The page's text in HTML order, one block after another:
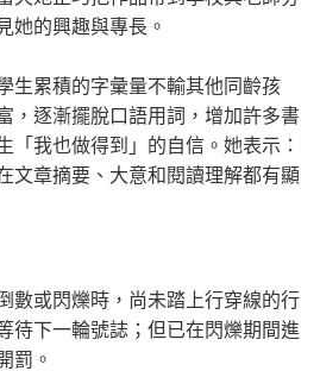
她的興趣與專長。
生累積的字彙量不輸其他同齡孩
，逐漸擺脫口語用詞，增加許多書
「我也做得到」的自信。她表示：
文章摘要、大意和閱讀理解都有顯
數或閃爍時，尚未踏上行穿線的行
待下一輪號誌；但已在閃爍期間進
罰。